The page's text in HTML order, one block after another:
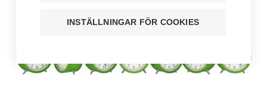
INSTÄLLNINGAR FÖR COOKIES